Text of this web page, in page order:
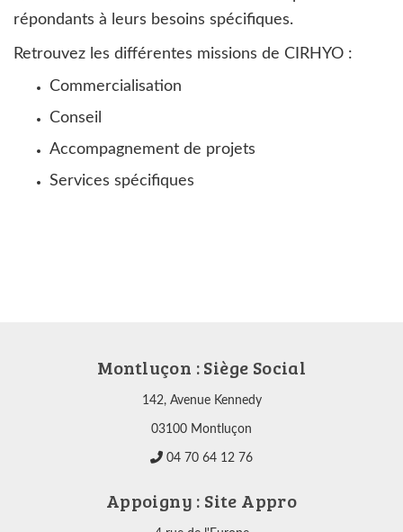
répondants à leurs besoins spécifiques.
Retrouvez les différentes missions de CIRHYO :
Commercialisation
Conseil
Accompagnement de projets
Services spécifiques
Montluçon : Siège Social
142, Avenue Kennedy
03100 Montluçon
04 70 64 12 76
Appoigny : Site Appro